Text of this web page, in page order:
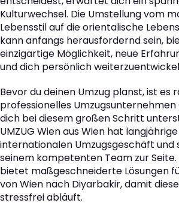
Kulturwechsel. Die Umstellung vom
Lebensstil auf die orientalische
kann anfangs herausfordernd sein,
einzigartige Möglichkeit, neue
und dich persönlich
Bevor du deinen Umzug planst, ist es
professionelles Umzugsunternehmen
dich bei diesem großen Schritt
UMZUG Wien aus Wien hat
internationalen Umzugsgeschäft und
seinem kompetenten Team zur
bietet maßgeschneiderte Lösungen
von Wien nach Diyarbakir, damit
stressfrei abläuft.